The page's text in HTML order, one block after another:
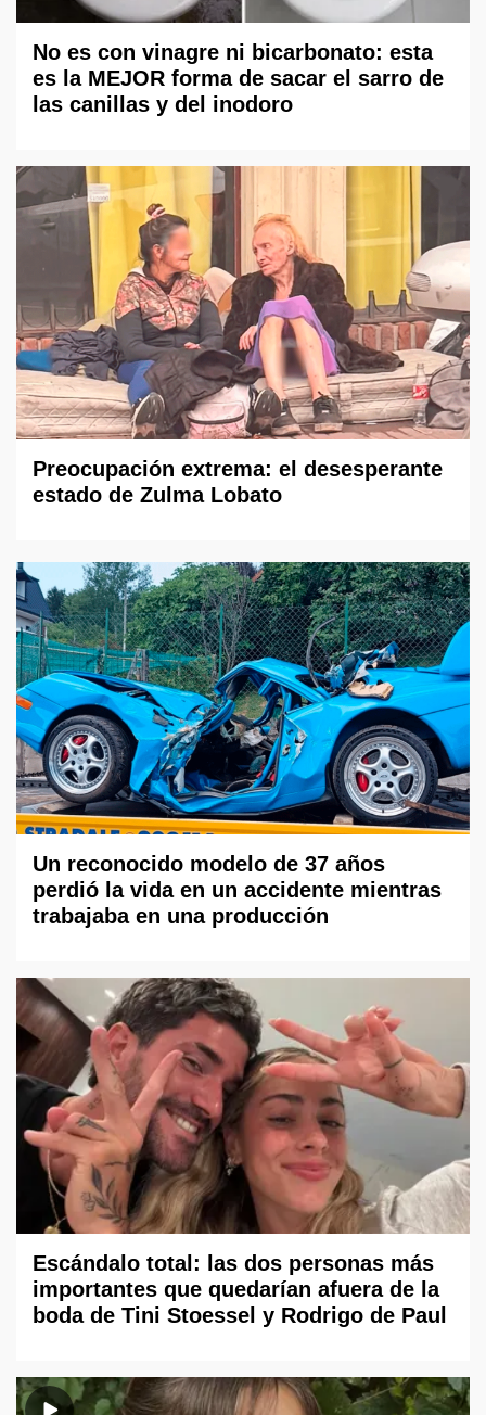
No es con vinagre ni bicarbonato: esta
es la MEJOR forma de sacar el sarro de
las canillas y del inodoro
Preocupación extrema: el desesperante
estado de Zulma Lobato
Un reconocido modelo de 37 años
perdió la vida en un accidente mientras
trabajaba en una producción
Escándalo total: las dos personas más
importantes que quedarían afuera de la
boda de Tini Stoessel y Rodrigo de Paul